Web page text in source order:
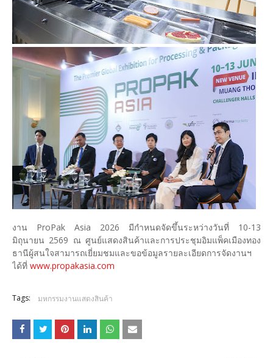
งาน ProPak Asia 2026 มีกำหนดจัดขึ้นระหว่างวันที่ 10-13
มิถุนายน 2569 ณ ศูนย์แสดงสินค้าและการประชุมอิมแพ็คเมืองทอง
ธานีผู้สนใจสามารถเยี่ยมชมและขอข้อมูลรายละเอียดการจัดงานฯ
ได้ที่ www.propakasia.com
Tags: มหกรรมงานแสดงสินค้า